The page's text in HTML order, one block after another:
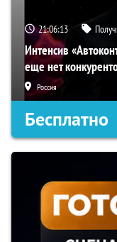
21:06:12
Интенсив
еще нет
Россия
Бесплатно